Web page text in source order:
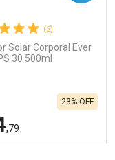
(2)
Solar Corporal Ever
30 500ml
,79
23% OFF